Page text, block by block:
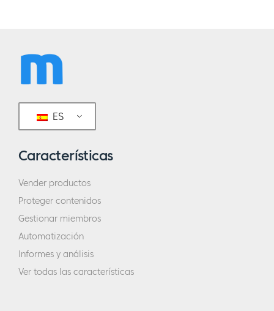
ES
Características
Vender productos
Proteger contenidos
Gestionar miembros
Automatización
Informes y análisis
Ver todas las características